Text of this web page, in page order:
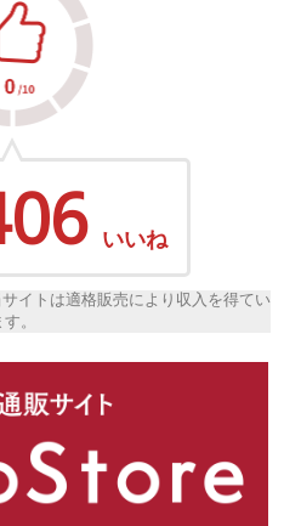
いいね
イトは適格販売により収入を得てい
す。